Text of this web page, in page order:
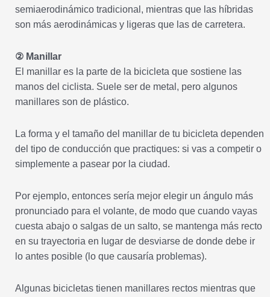
semiaerodinámico tradicional, mientras que las híbridas
son más aerodinámicas y ligeras que las de carretera.
② Manillar
El manillar es la parte de la bicicleta que sostiene las
manos del ciclista. Suele ser de metal, pero algunos
manillares son de plástico.
La forma y el tamaño del manillar de tu bicicleta dependen
del tipo de conducción que practiques: si vas a competir o
simplemente a pasear por la ciudad.
Por ejemplo, entonces sería mejor elegir un ángulo más
pronunciado para el volante, de modo que cuando vayas
cuesta abajo o salgas de un salto, se mantenga más recto
en su trayectoria en lugar de desviarse de donde debe ir
lo antes posible (lo que causaría problemas).
Algunas bicicletas tienen manillares rectos mientras que